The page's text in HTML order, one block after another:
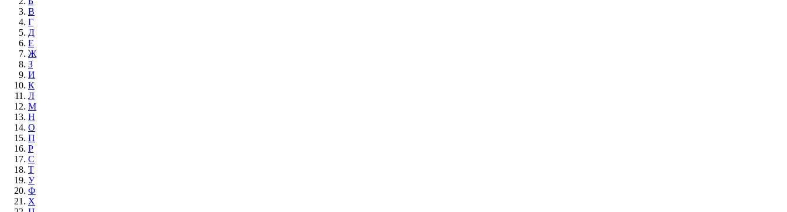
В
Г
Д
Е
Ж
З
И
К
Л
М
Н
О
П
Р
С
Т
У
Ф
Х